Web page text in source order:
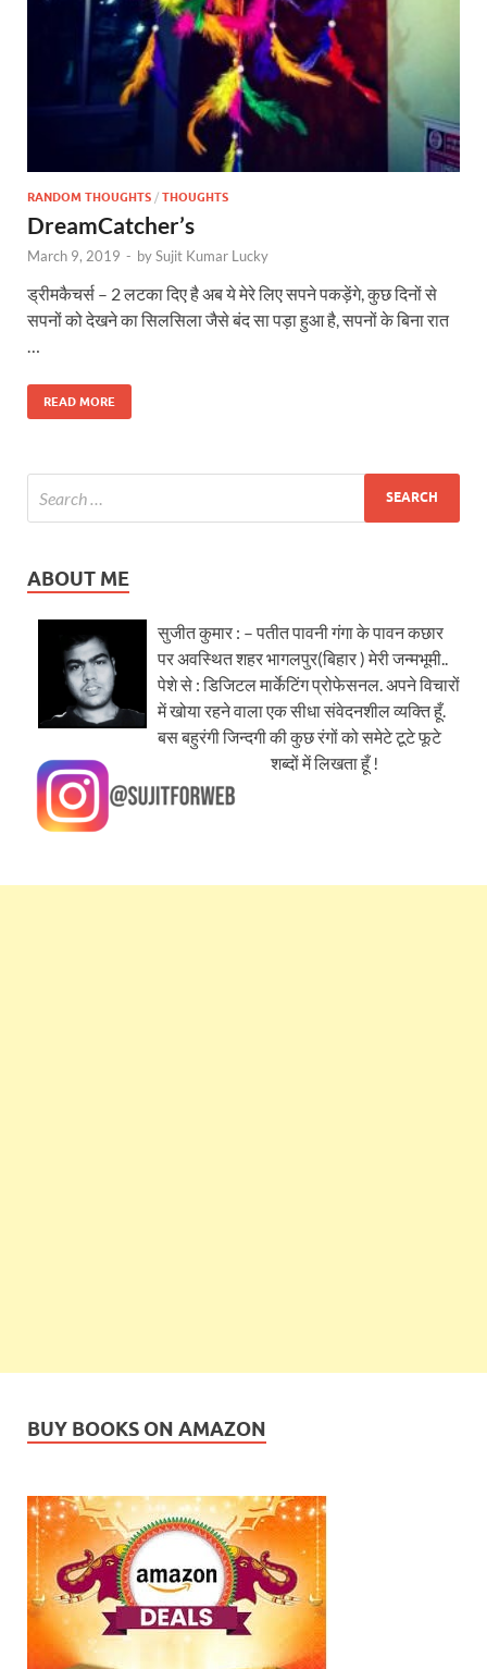
RANDOM THOUGHTS / THOUGHTS
DreamCatcher’s
March 9, 2019 - bySujit Kumar Lucky
ड्रीमकैचर्स – 2 लटका दिए है अब ये मेरे लिए सपने पकड़ेंगे, कुछ दिनों से
सपनों को देखने का सिलसिला जैसे बंद सा पड़ा हुआ है, सपनों के बिना रात
READ MORE
ABOUT ME
सुजीत कुमार : – पतीत पावनी गंगा के पावन कछार
पर अवस्थित शहर भागलपुर(बिहार ) मेरी जन्मभूमी..
पेशे से : डिजिटल मार्केटिंग प्रोफेसनल. अपने विचारों
में खोया रहने वाला एक सीधा संवेदनशील व्यक्ति हूँ.
बस बहुरंगी जिन्दगी की कुछ रंगों को समेटे टूटे फूटे
शब्दों में लिखता हूँ !
BUY BOOKS ON AMAZON